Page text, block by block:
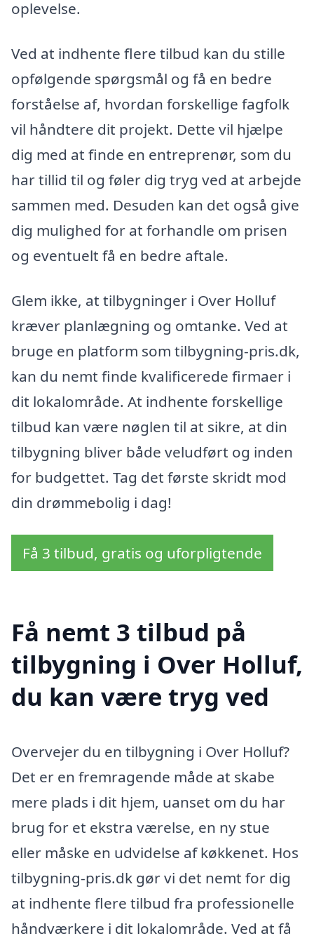
oplevelse.
Ved at indhente flere tilbud kan du stille
opfølgende spørgsmål og få en bedre
forståelse af, hvordan forskellige fagfolk
vil håndtere dit projekt. Dette vil hjælpe
dig med at finde en entreprenør, som du
har tillid til og føler dig tryg ved at arbejde
sammen med. Desuden kan det også give
dig mulighed for at forhandle om prisen
og eventuelt få en bedre aftale.
Glem ikke, at tilbygninger i Over Holluf
kræver planlægning og omtanke. Ved at
bruge en platform som tilbygning-pris.dk,
kan du nemt finde kvalificerede firmaer i
dit lokalområde. At indhente forskellige
tilbud kan være nøglen til at sikre, at din
tilbygning bliver både veludført og inden
for budgettet. Tag det første skridt mod
din drømmebolig i dag!
Få 3 tilbud, gratis og uforpligtende
Få nemt 3 tilbud på
tilbygning i Over Holluf,
du kan være tryg ved
Overvejer du en tilbygning i Over Holluf?
Det er en fremragende måde at skabe
mere plads i dit hjem, uanset om du har
brug for et ekstra værelse, en ny stue
eller måske en udvidelse af køkkenet. Hos
tilbygning-pris.dk gør vi det nemt for dig
at indhente flere tilbud fra professionelle
håndværkere i dit lokalområde. Ved at få